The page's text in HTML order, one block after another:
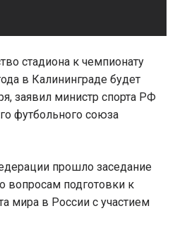
стадиона к чемпионату
в Калининграде будет
заявил министр спорта РФ
футбольного союза
прошло заседание
вопросам подготовки к
мира в России с участием